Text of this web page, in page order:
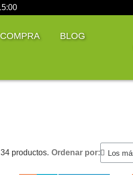
BLOG
productos. Ordenar por: